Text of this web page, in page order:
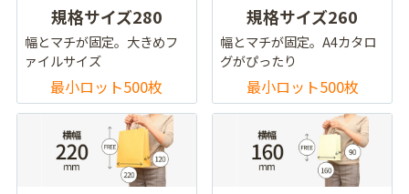
規格サイズ280
幅とマチが固定。大きめフ
ァイルサイズ
最小ロット500枚
規格サイズ260
幅とマチが固定。A4カタロ
グがぴったり
最小ロット500枚